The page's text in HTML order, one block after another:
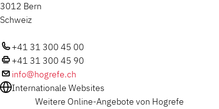
3012 Bern
Schweiz
+41 31 300 45 00
+41 31 300 45 90
info@hogrefe.ch
Internationale Websites
Weitere Online-Angebote von Hogrefe